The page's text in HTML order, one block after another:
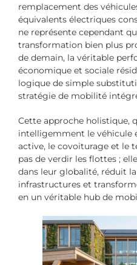
remplacement des
équivalents électriques
ne représente cependant
transformation bien plus
de demain, la véritable
économique et sociale
logique de simple
stratégie de mobilité
Cette approche holistique,
intelligemment le véhicule
active, le covoiturage et le
pas de verdir les flottes ;
dans leur globalité, réduit
infrastructures et
en un véritable hub de